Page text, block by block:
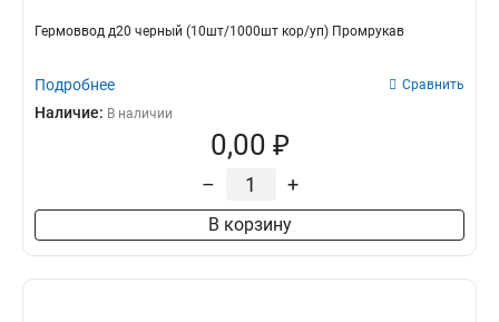
Гермоввод д20 черный (10шт/1000шт кор/уп) Промрукав
Подробнее Сравнить
Наличие: В наличии
0,00 ₽
– +
В корзину